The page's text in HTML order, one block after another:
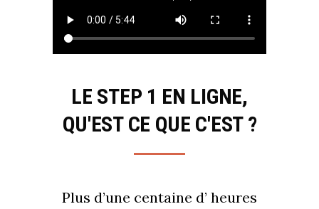
LE STEP 1 EN LIGNE,
QU'EST CE QUE C'EST ?
Plus d’une centaine d’ heures